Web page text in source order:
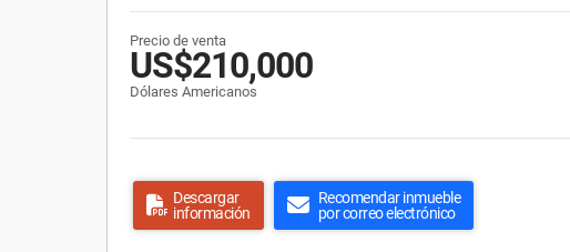
Precio de venta
US$210,000
Dólares Americanos
Descargar
información
Recomendar inmueble
por correo electrónico